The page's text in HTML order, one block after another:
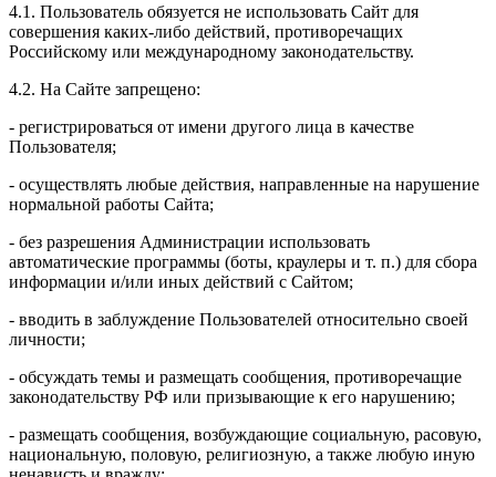
4.1. Пользователь обязуется не использовать Сайт для
совершения каких-либо действий, противоречащих
Российскому или международному законодательству.
4.2. На Сайте запрещено:
- регистрироваться от имени другого лица в качестве
Пользователя;
- осуществлять любые действия, направленные на нарушение
нормальной работы Сайта;
- без разрешения Администрации использовать
автоматические программы (боты, краулеры и т. п.) для сбора
информации и/или иных действий с Сайтом;
- вводить в заблуждение Пользователей относительно своей
личности;
- обсуждать темы и размещать сообщения, противоречащие
законодательству РФ или призывающие к его нарушению;
- размещать сообщения, возбуждающие социальную, расовую,
национальную, половую, религиозную, а также любую иную